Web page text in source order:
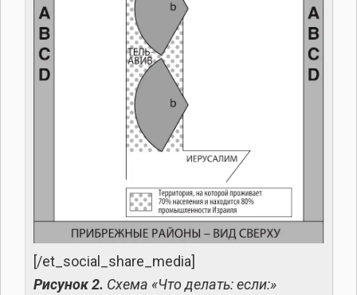
[/et_social_share_media]
Рисунок 2. Схема «Что делать: если:»